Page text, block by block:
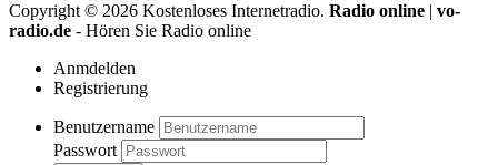
Copyright © 2026 Kostenloses Internetradio. Radio online | vo-
radio.de - Hören Sie Radio online
Anmdelden
Registrierung
Benutzername
Passwort